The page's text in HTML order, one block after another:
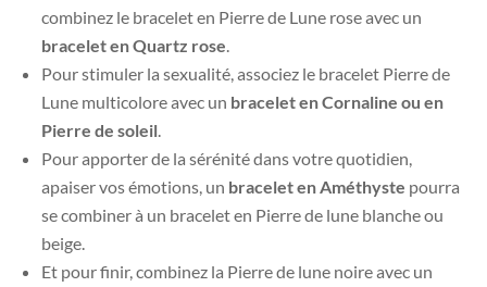
combinez le bracelet en Pierre de Lune rose avec un
bracelet en Quartz rose.
Pour stimuler la sexualité, associez le bracelet Pierre de
Lune multicolore avec un bracelet en Cornaline ou en
Pierre de soleil.
Pour apporter de la sérénité dans votre quotidien,
apaiser vos émotions, un bracelet en Améthyste pourra
se combiner à un bracelet en Pierre de lune blanche ou
beige.
Et pour finir, combinez la Pierre de lune noire avec un